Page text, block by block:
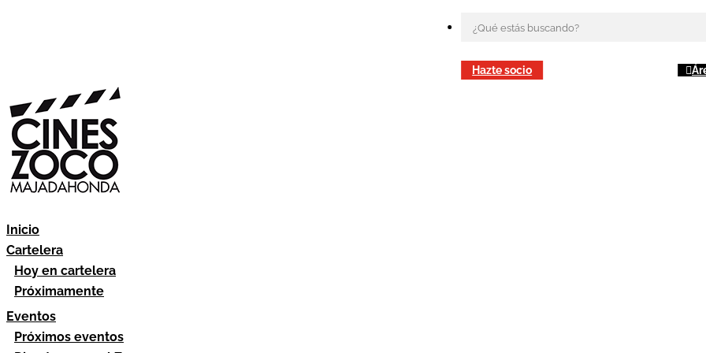
Hazte socio
Inicio
Cartelera
Hoy en cartelera
Próximamente
Eventos
Próximos eventos